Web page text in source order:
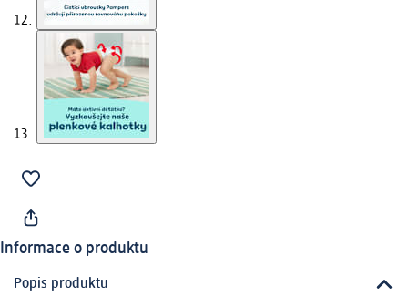
Informace o produktu
Popis produktu